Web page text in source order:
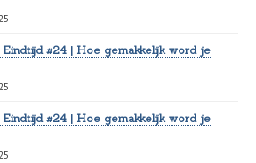
#24 | Hoe gemakkelijk word je
#24 | Hoe gemakkelijk word je